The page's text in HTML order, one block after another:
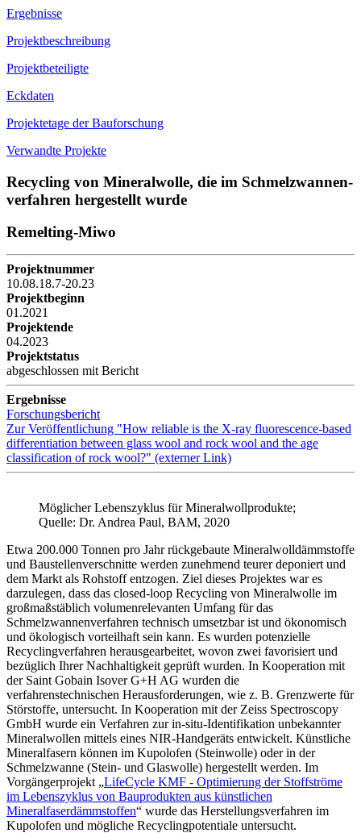
Ergebnisse
Projektbeschreibung
Projektbeteiligte
Eckdaten
Projektetage der Bauforschung
Verwandte Projekte
Recycling von Mineralwolle, die im Schmelzwannen­
verfahren hergestellt wurde
Remelting-Miwo
Projektnummer
10.08.18.7-20.23
Projektbeginn
01.2021
Projektende
04.2023
Projektstatus
abgeschlossen mit Bericht
Ergebnisse
Forschungsbericht
Zur Veröffentlichung "How reliable is the X-ray fluorescence-based
differentiation between glass wool and rock wool and the age
classification of rock wool?" (externer Link)
Möglicher Lebenszyklus für Mineralwollprodukte;
Quelle: Dr. Andrea Paul, BAM, 2020
Etwa 200.000 Tonnen pro Jahr rückgebaute Mineralwolldämmstoffe
und Baustellenverschnitte werden zunehmend teurer deponiert und
dem Markt als Rohstoff entzogen. Ziel dieses Projektes war es
darzulegen, dass das closed-loop Recycling von Mineralwolle im
großmaßstäblich volumenrelevanten Umfang für das
Schmelzwannenverfahren technisch umsetzbar ist und ökonomisch
und ökologisch vorteilhaft sein kann. Es wurden potenzielle
Recyclingverfahren herausgearbeitet, wovon zwei favorisiert und
bezüglich Ihrer Nachhaltigkeit geprüft wurden. In Kooperation mit
der Saint Gobain Isover G+H AG wurden die
verfahrenstechnischen Herausforderungen, wie z. B. Grenzwerte für
Störstoffe, untersucht. In Kooperation mit der Zeiss Spectroscopy
GmbH wurde ein Verfahren zur in-situ-Identifikation unbekannter
Mineralwollen mittels eines NIR-Handgeräts entwickelt. Künstliche
Mineralfasern können im Kupolofen (Steinwolle) oder in der
Schmelzwanne (Stein- und Glaswolle) hergestellt werden. Im
Vorgängerprojekt „LifeCycle KMF - Optimierung der Stoffströme
im Lebenszyklus von Bauprodukten aus künstlichen
Mineralfaserdämmstoffen“ wurde das Herstellungsverfahren im
Kupolofen und mögliche Recyclingpotentiale untersucht.